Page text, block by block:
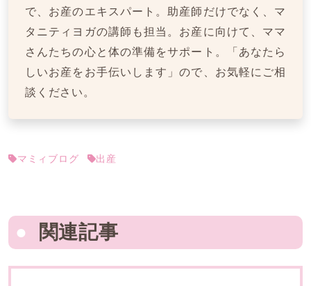
で、お産のエキスパート。助産師だけでなく、マ
タニティヨガの講師も担当。お産に向けて、ママ
さんたちの心と体の準備をサポート。「あなたら
しいお産をお手伝いします」ので、お気軽にご相
談ください。
マミィブログ 出産
関連記事